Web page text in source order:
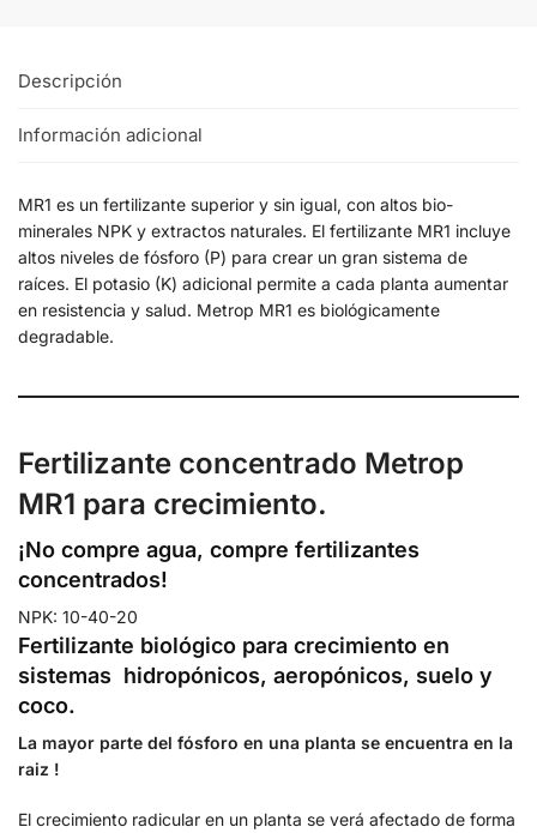
Descripción
Información adicional
MR1 es un fertilizante superior y sin igual, con altos bio-
minerales NPK y extractos naturales. El fertilizante MR1 incluye
altos niveles de fósforo (P) para crear un gran sistema de
raíces. El potasio (K) adicional permite a cada planta aumentar
en resistencia y salud. Metrop MR1 es biológicamente
degradable.
Fertilizante concentrado Metrop
MR1 para crecimiento.
¡No compre agua, compre fertilizantes
concentrados!
NPK: 10-40-20
Fertilizante biológico para crecimiento en
sistemas hidropónicos, aeropónicos, suelo y
coco.
La mayor parte del fósforo en una planta se encuentra en la
raiz !
El crecimiento radicular en un planta se verá afectado de forma